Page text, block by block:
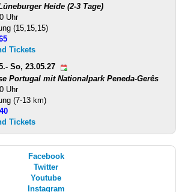
Heide (2-3 Tage)
Uhr
(15,15,15)
Tickets
So, 23.05.27
Portugal mit Nationalpark Peneda-Gerês
Uhr
(7-13 km)
Tickets
Facebook
Twitter
Youtube
Instagram